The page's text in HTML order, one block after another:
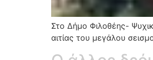
Στο Δήμο Φιλοθέης-
αιτίας του μεγάλου